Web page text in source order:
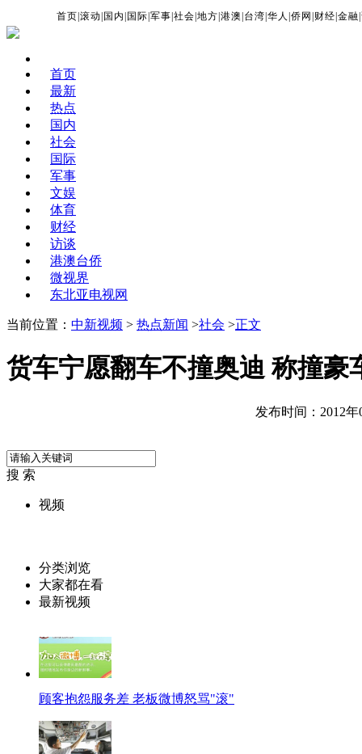
首页 |滚动 国内 国际 |军事 |社会 |地方 |港澳 台湾 |华人 |侨网 财经 |金融 |
首页
最新
热点
国内
社会
国际
军事
文娱
体育
财经
访谈
港澳台侨
微视界
东北亚电视网
当前位置： 中新视频 > 热点新闻 >社会 >正文
货车宁愿翻车不撞奥迪 称撞豪
发布时间：2012年
搜 索
视频
分类浏览
大家都在看
最新视频
顾客抱怨服务差 老板微博怒骂"滚"